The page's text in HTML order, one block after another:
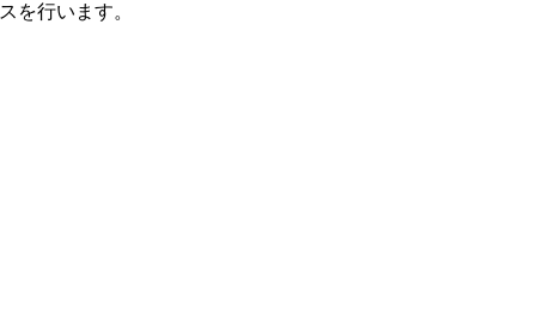
を行います。